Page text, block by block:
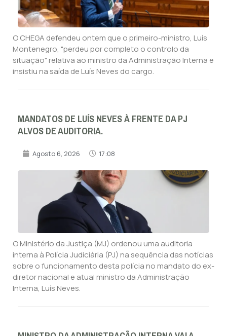
O CHEGA defendeu ontem que o primeiro-ministro, Luís
Montenegro, "perdeu por completo o controlo da
situação" relativa ao ministro da Administração Interna e
insistiu na saída de Luís Neves do cargo.
MANDATOS DE LUÍS NEVES À FRENTE DA PJ
ALVOS DE AUDITORIA.
Agosto 6, 2026 17:08
O Ministério da Justiça (MJ) ordenou uma auditoria
interna à Polícia Judiciária (PJ) na sequência das notícias
sobre o funcionamento desta polícia no mandato do ex-
diretor nacional e atual ministro da Administração
Interna, Luís Neves.